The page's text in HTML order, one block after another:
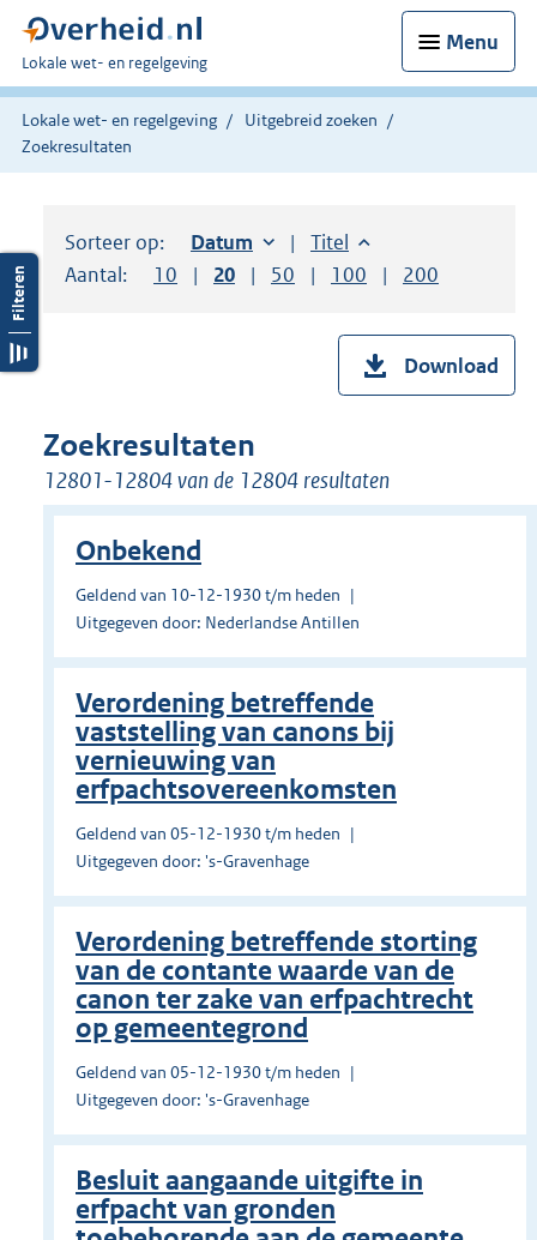
Menu
U
bent
hier:
Lokale wet- en regelgeving
Lokale wet- en regelgeving
Uitgebreid zoeken
Zoekresultaten
Sorteer op: Sorteer op:
Datum oplopendSorteer op:
Titel oplopend
Aantal:
Toon
10 resultaten per pagina
Toon
20 resultaten per pagina
Toon
50 resultaten per pagina
Toon
100 resultaten per
Toon
200
Download
Zoekresultaten
12801-12804 van de 12804 resultaten
Onbekend
Geldend van 10-12-1930 t/m heden
Uitgegeven door: Nederlandse Antillen
Verordening betreffende
vaststelling van canons bij
vernieuwing van
erfpachtsovereenkomsten
Geldend van 05-12-1930 t/m heden
Uitgegeven door: 's-Gravenhage
Verordening betreffende storting
van de contante waarde van de
canon ter zake van erfpachtrecht
op gemeentegrond
Geldend van 05-12-1930 t/m heden
Uitgegeven door: 's-Gravenhage
Besluit aangaande uitgifte in
erfpacht van gronden